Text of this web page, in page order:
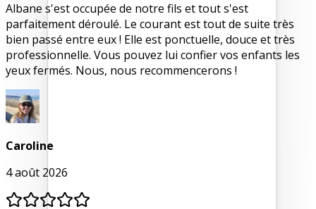
Albane s'est occupée de notre fils et tout s'est
parfaitement déroulé. Le courant est tout de suite très
bien passé entre eux ! Elle est ponctuelle, douce et très
professionnelle. Vous pouvez lui confier vos enfants les
yeux fermés. Nous, nous recommencerons !
Caroline
4 août 2026